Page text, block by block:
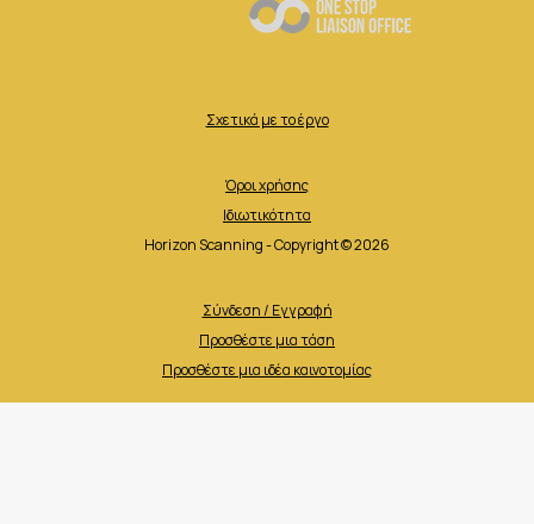
Σχετικά με το έργο
Όροι χρήσης
Ιδιωτικότητα
Horizon Scanning - Copyright © 2026
Σύνδεση / Εγγραφή
Προσθέστε μια τάση
Προσθέστε μια ιδέα καινοτομίας